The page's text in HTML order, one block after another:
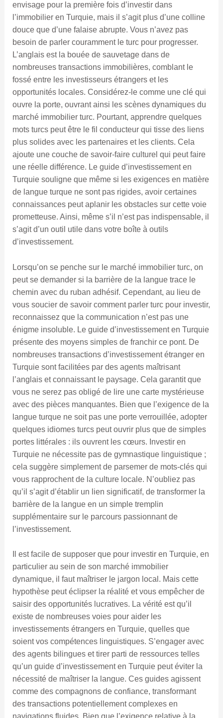
envisage pour la première fois d’investir dans
l’immobilier en Turquie, mais il s’agit plus d’une colline
douce que d’une falaise abrupte. Vous n’avez pas
besoin de parler couramment le turc pour progresser.
L’anglais est la bouée de sauvetage dans de
nombreuses transactions immobilières, comblant le
fossé entre les investisseurs étrangers et les
opportunités locales. Considérez-le comme une clé qui
ouvre la porte, ouvrant ainsi les scènes dynamiques du
marché immobilier turc. Pourtant, apprendre quelques
mots turcs peut être le fil conducteur qui tisse des liens
plus solides avec les partenaires et les clients. Cela
ajoute une couche de savoir-faire culturel qui peut faire
une réelle différence. Le guide d’investissement en
Turquie souligne que même si les exigences en matière
de langue turque ne sont pas rigides, avoir certaines
connaissances peut aplanir les obstacles sur cette voie
prometteuse. Ainsi, même s’il n’est pas indispensable, il
s’agit d’un outil utile dans votre boîte à outils
d’investissement.
Lorsqu’on se penche sur le marché immobilier turc, on
peut se demander si la barrière de la langue trace le
chemin avec du ruban adhésif. Cependant, au lieu de
vous soucier de savoir comment parler turc pour investir,
reconnaissez que la communication n’est pas une
énigme insoluble. Le guide d’investissement en Turquie
présente des moyens simples de franchir ce pont. De
nombreuses transactions d’investissement étranger en
Turquie sont facilitées par des agents maîtrisant
l’anglais et connaissant le paysage. Cela garantit que
vous ne serez pas obligé de lire une carte mystérieuse
avec des pièces manquantes. Bien que l’exigence de la
langue turque ne soit pas une porte verrouillée, adopter
quelques idiomes turcs peut ouvrir plus que de simples
portes littérales : ils ouvrent les cœurs. Investir en
Turquie ne nécessite pas de gymnastique linguistique ;
cela suggère simplement de parsemer de mots-clés qui
vous rapprochent de la culture locale. N’oubliez pas
qu’il s’agit d’établir un lien significatif, de transformer la
barrière de la langue en un simple tremplin
supplémentaire sur le parcours passionnant de
l’investissement.
Il est facile de supposer que pour investir en Turquie, en
particulier au sein de son marché immobilier
dynamique, il faut maîtriser le jargon local. Mais cette
hypothèse peut éclipser la réalité et vous empêcher de
saisir des opportunités lucratives. La vérité est qu’il
existe de nombreuses voies pour aider les
investissements étrangers en Turquie, quelles que
soient vos compétences linguistiques. S’engager avec
des agents bilingues et tirer parti de ressources telles
qu’un guide d’investissement en Turquie peut éviter la
nécessité de maîtriser la langue. Ces guides agissent
comme des compagnons de confiance, transformant
des transactions potentiellement complexes en